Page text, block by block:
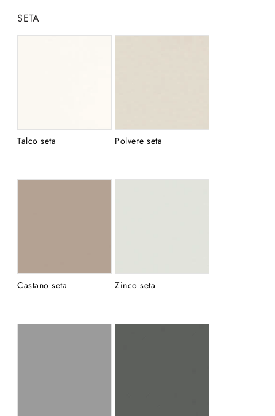
SETA
Talco seta Polvere seta
Castano seta Zinco seta